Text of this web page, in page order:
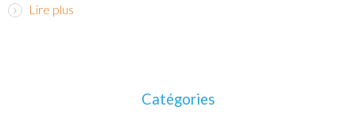
Lire plus
Catégories